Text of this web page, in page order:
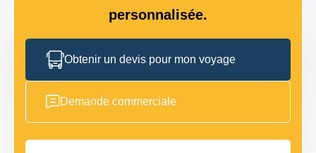
personnalisée.
Obtenir un devis pour mon voyage
Demande commerciale
Nom complet